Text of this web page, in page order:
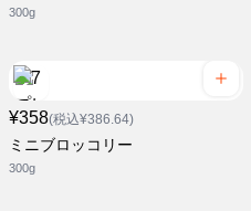
300g
¥358(税込¥386.64)
ミニブロッコリー
300g